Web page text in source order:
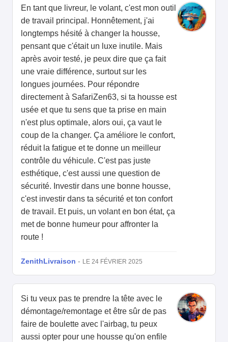
En tant que livreur, le volant, c'est mon outil
de travail principal. Honnêtement, j'ai
longtemps hésité à changer la housse,
pensant que c'était un luxe inutile. Mais
après avoir testé, je peux dire que ça fait
une vraie différence, surtout sur les
longues journées. Pour répondre
directement à SafariZen63, si ta housse est
usée et que tu sens que ta prise en main
n'est plus optimale, alors oui, ça vaut le
coup de la changer. Ça améliore le confort,
réduit la fatigue et te donne un meilleur
contrôle du véhicule. C'est pas juste
esthétique, c'est aussi une question de
sécurité. Investir dans une bonne housse,
c'est investir dans ta sécurité et ton confort
de travail. Et puis, un volant en bon état, ça
met de bonne humeur pour affronter la
route !
ZenithLivraison - LE 24 FÉVRIER 2025
Si tu veux pas te prendre la tête avec le
démontage/remontage et être sûr de pas
faire de boulette avec l'airbag, tu peux
aussi opter pour une housse qu'on enfile